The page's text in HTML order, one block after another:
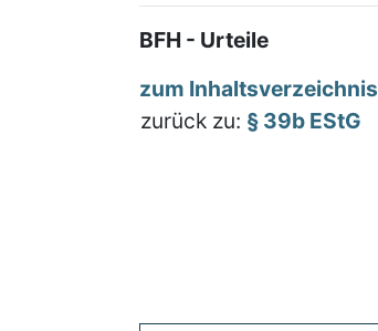
BFH - Urteile
zum Inhaltsverzeichnis
zurück zu: § 39b EStG